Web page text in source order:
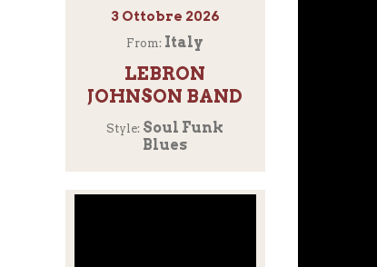
3 Ottobre 2026
From: Italy
LEBRON
JOHNSON BAND
Style: Soul Funk
Blues